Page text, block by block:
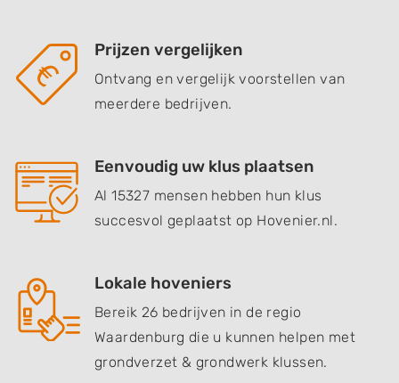
Prijzen vergelijken
Ontvang en vergelijk voorstellen van
meerdere bedrijven.
Eenvoudig uw klus plaatsen
Al 15327 mensen hebben hun klus
succesvol geplaatst op Hovenier.nl.
Lokale hoveniers
Bereik 26 bedrijven in de regio
Waardenburg die u kunnen helpen met
grondverzet & grondwerk klussen.